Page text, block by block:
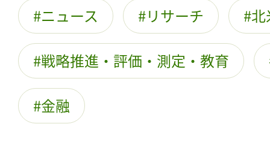
ニュース リサーチ
戦略推進・評価・測定・教育
金融